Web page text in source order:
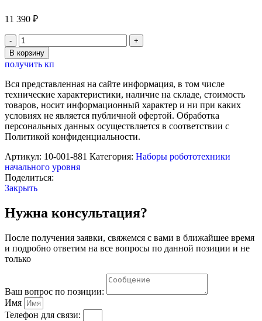
11 390 ₽
Количество
товара
Развивающий
конструктор
Фанкластик
"Архитектурные
сооружения"
(на
1
человека)
В корзину
получить кп
Вся представленная на сайте информация, в том числе
технические характеристики, наличие на складе, стоимость
товаров, носит информационный характер и ни при каких
условиях не является публичной офертой. Обработка
персональных данных осуществляется в соответствии с
Политикой конфиденциальности.
Артикул: 10-001-881 Категория: Наборы робототехники
начального уровня
Поделиться:
Закрыть
Нужна консультация?
После получения заявки, свяжемся с вами в ближайшее время
и подробно ответим на все вопросы по данной позиции и не
только
Ваш вопрос по позиции:
Имя
Телефон для связи: